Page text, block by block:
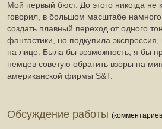
Мой первый бюст. До этого никогда
говорил, в большом масштабе
создать плавный переход от одного
фантастики, но подкупила
на лице. Была бы возможность, я бы
немцев советую обратить взоры на
американской фирмы S&T.
Обсуждение работы